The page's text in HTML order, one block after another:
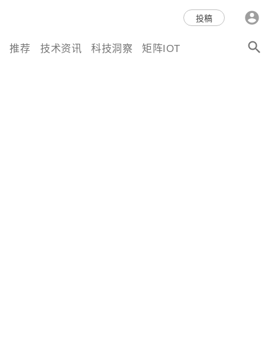
科技互联网,科技,资讯,动态,洞
察,量子,计算,AI,人工智能,机器
投稿
推荐 技术资讯 科技洞察 矩阵IOT